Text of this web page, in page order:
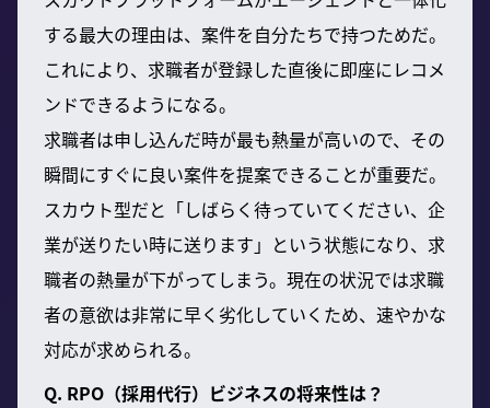
する最大の理由は、案件を自分たちで持つためだ。
これにより、求職者が登録した直後に即座にレコメ
ンドできるようになる。
求職者は申し込んだ時が最も熱量が高いので、その
瞬間にすぐに良い案件を提案できることが重要だ。
スカウト型だと「しばらく待っていてください、企
業が送りたい時に送ります」という状態になり、求
職者の熱量が下がってしまう。現在の状況では求職
者の意欲は非常に早く劣化していくため、速やかな
対応が求められる。
Q. RPO（採用代行）ビジネスの将来性は？